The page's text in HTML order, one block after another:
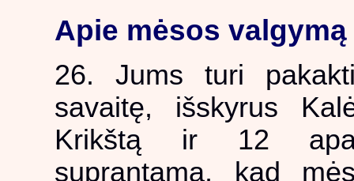
Apie mėsos valgymą
26. Jums turi
savaitę, išskyrus
Krikštą ir 12
suprantama, kad